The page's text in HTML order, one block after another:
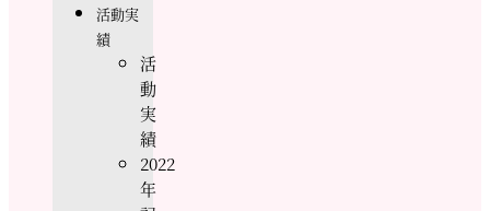
活動実
績
活
動
実
績
2022
年